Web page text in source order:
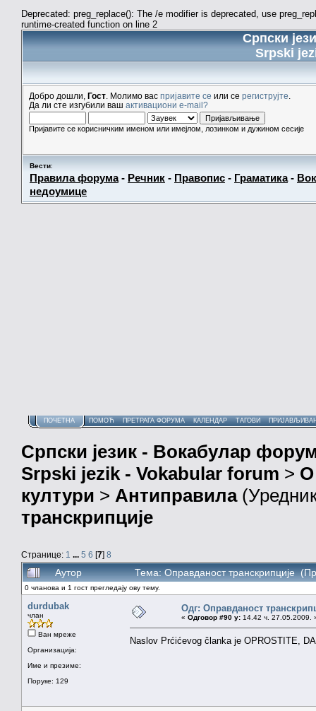
Deprecated: preg_replace(): The /e modifier is deprecated, use
runtime-created function on line 2
Српски
Srpski
Добро дошли, Гост . Молимо вас пријавите се или се региструјте
Да ли сте изгубили ваш активациони e-mail?
Пријавите се корисничким именом или имејлом, лозинком и дужином сесије
Вести:
Правила форума- Речник - Правопис - Граматика-
недоумице
ПОЧЕТНА ПОМОЋ ПРЕТРАГА ФОРУМА КАЛЕНДАР ТАГОВИ
Српски језик - Вокабулар
Srpski jezik - Vokabular forum > О
култури > Антиправила
транскрипције
Странице: 1 ... 5 6 [7] 8
Аутор Тема: Оправданост транскрипције
0 чланова и 1 гост прегледају ову тему.
durdubak
члан
Ван мреже
Организација:
Име и презиме:
Поруке: 129
Одг: Оправданост
« Одговор #90 у: 14.42 ч. 27.05.2009.
Naslov Prćićevog članka je OPROSTITE,